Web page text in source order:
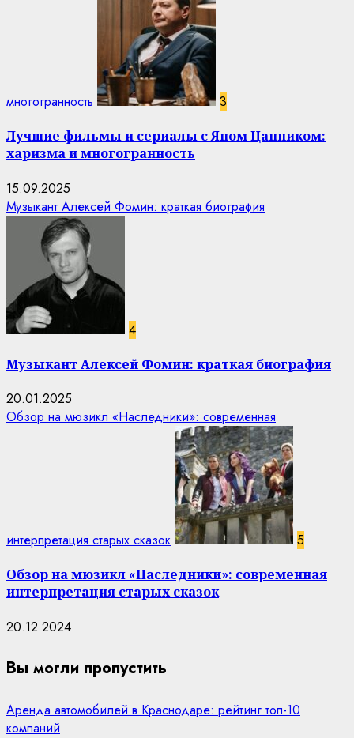
многогранность 3
Лучшие фильмы и сериалы с Яном Цапником:
харизма и многогранность
15.09.2025
Музыкант Алексей Фомин: краткая биография
4
Музыкант Алексей Фомин: краткая биография
20.01.2025
Обзор на мюзикл «Наследники»: современная
интерпретация старых сказок 5
Обзор на мюзикл «Наследники»: современная
интерпретация старых сказок
20.12.2024
Вы могли пропустить
Аренда автомобилей в Краснодаре: рейтинг топ-10
компаний